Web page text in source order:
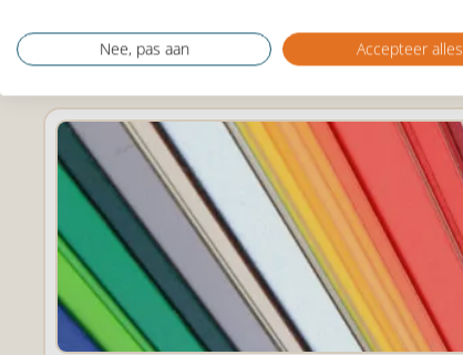
Leer alles over onze kunststoffen
Nee, pas aan Accepteer alles